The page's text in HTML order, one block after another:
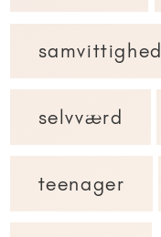
samvittighed
selvværd
teenager